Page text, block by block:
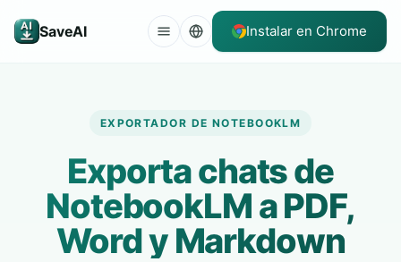
SaveAI Instalar en Chrome
EXPORTADOR DE NOTEBOOKLM
Exporta chats de
NotebookLM a PDF,
Word y Markdown